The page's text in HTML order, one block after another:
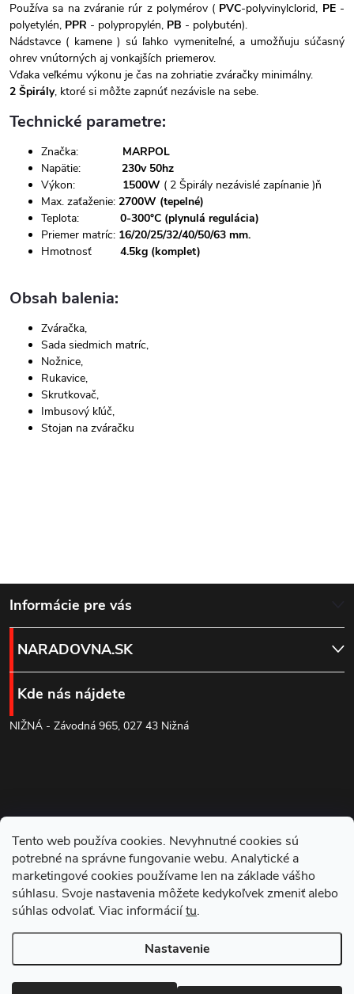
Tento web používa cookies. Nevyhnutné cookies sú
potrebné na správne fungovanie webu. Analytické a
marketingové cookies používame len na základe vášho
súhlasu. Svoje nastavenia môžete kedykoľvek zmeniť alebo
súhlas odvolať. Viac informáciítu.
Nastavenie
Používa sa na zváranie rúr z polymérov ( PVC-polyvinylclorid, PE-
polyetylén, PPR - polypropylén, PB - polybutén).
Nádstavce ( kamene ) sú ľahko vymeniteľné, a umožňuju súčasný
ohrev vnútorných aj vonkajších priemerov.
Vďaka veľkému výkonu je čas na zohriatie zváračky minimálny.
2 Špirály, ktoré si môžte zapnúť nezávisle na sebe.
Technické parametre:
Značka: MARPOL
Napätie: 230v 50hz
Výkon: 1500W ( 2 Špirály nezávislé zapínanie )ň
Max. zaťaženie: 2700W (tepelné)
Teplota: 0-300°C (plynulá regulácia)
Priemer matríc: 16/20/25/32/40/50/63 mm.
Hmotnosť 4.5kg (komplet)
Obsah balenia:
Zváračka,
Sada siedmich matríc,
Nožnice,
Rukavice,
Skrutkovač,
Imbusový kľúč,
Stojan na zváračku
Z
á
p
ä
e
Informácie pre vás
NARADOVNA.SK
Kde nás nájdete
NIŽNÁ - Závodná 965, 027 43 Nižná
Blog
NARADOVNA.SK. Všetky práva vyhradené.